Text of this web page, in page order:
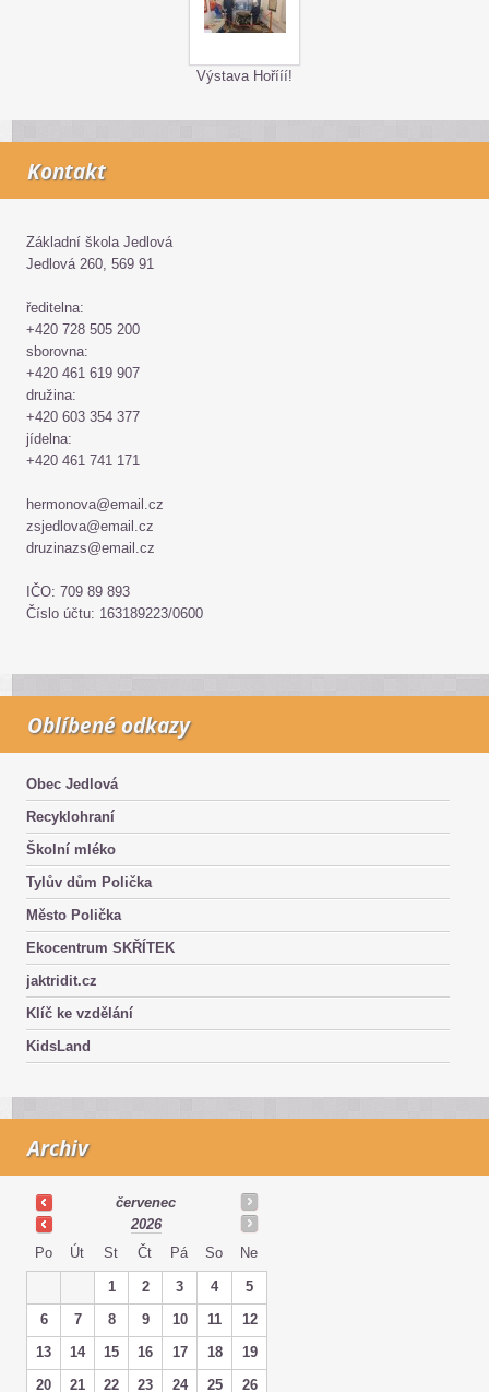
Výstava Hořííí!
Kontakt
Základní škola Jedlová
Jedlová 260, 569 91
ředitelna:
+420 728 505 200
sborovna:
+420 461 619 907
družina:
+420 603 354 377
jídelna:
+420 461 741 171
hermonova@email.cz
zsjedlova@email.cz
druzinazs@email.cz
IČO: 709 89 893
Číslo účtu: 163189223/0600
Oblíbené odkazy
Obec Jedlová
Recyklohraní
Školní mléko
Tylův dům Polička
Město Polička
Ekocentrum SKŘÍTEK
jaktridit.cz
Klíč ke vzdělání
KidsLand
Archiv
červenec
2026
Po
Út St Čt Pá So Ne
1 2 3 4
5
6
7 8 9 10 11
12
13
14 15 16 17 18
19
20
21 22 23 24 25 26